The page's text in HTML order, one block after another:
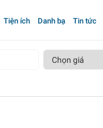
Tiện ích Danh bạ Tin tức